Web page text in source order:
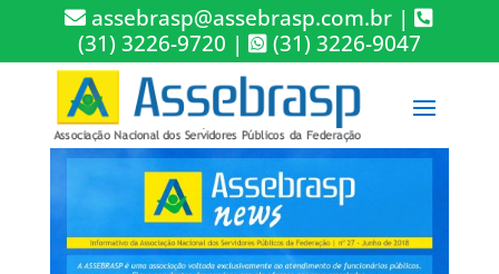
assebrasp@assebrasp.com.br |
(31) 3226-9720 | (31) 3226-9047